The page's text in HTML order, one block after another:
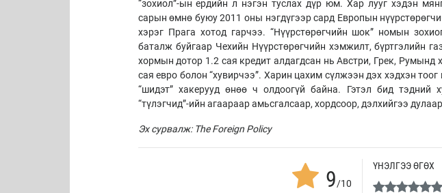
“зохиол”-ын ердийн л нэгэн туслах дүр юм. Хар лууг хэдэн
сарын өмнө буюу 2011 оны нэгдүгээр сард Европын
хэрэг Прага хотод гарчээ. “Нүүрстөрөгчийн шок” номын
баталж буйгаар Чехийн Нүүрстөрөгчийн хэмжилт, бүртгэлийн
хормын дотор 1.2 сая кредит алдагдсан нь Австри, Грек, Румынд
сая евро болон “хувирчээ”. Харин цахим сүлжээн дэх хэдхэн
“шидэт” хакерууд өнөө ч олдоогүй байна. Гэтэл бид тэдний
“түлэгчид”-ийн агаараар амьсгалсаар, хордсоор, дэлхийгээ
Эх сурвалж: The Foreign Policy
9/10
ҮНЭЛГЭЭ ӨГӨХ